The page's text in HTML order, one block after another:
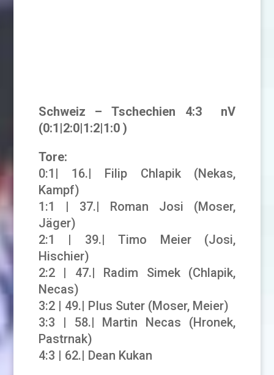
Schweiz – Tschechien 4:3 nV
(0:1|2:0|1:2|1:0 )
Tore:
0:1| 16.| Filip Chlapik (Nekas,
Kampf)
1:1 | 37.| Roman Josi (Moser,
Jäger)
2:1 | 39.| Timo Meier (Josi,
Hischier)
2:2 | 47.| Radim Simek (Chlapik,
Necas)
3:2 | 49.| PIus Suter (Moser, Meier)
3:3 | 58.| Martin Necas (Hronek,
Pastrnak)
4:3 | 62.| Dean Kukan